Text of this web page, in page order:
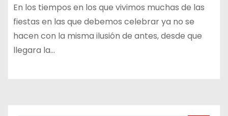
En los tiempos en los que vivimos muchas de las
fiestas en las que debemos celebrar ya no se
hacen con la misma ilusión de antes, desde que
llegara la…